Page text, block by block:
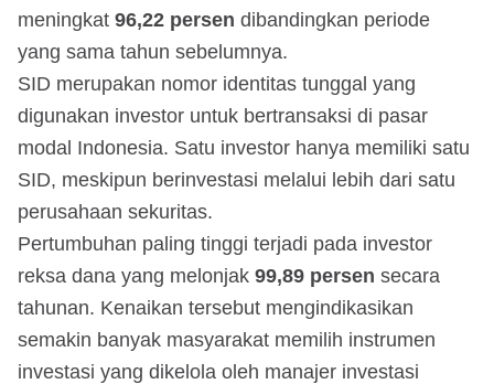
meningkat 96,22 persen dibandingkan periode
yang sama tahun sebelumnya.
SID merupakan nomor identitas tunggal yang
digunakan investor untuk bertransaksi di pasar
modal Indonesia. Satu investor hanya memiliki satu
SID, meskipun berinvestasi melalui lebih dari satu
perusahaan sekuritas.
Pertumbuhan paling tinggi terjadi pada investor
reksa dana yang melonjak 99,89 persen secara
tahunan. Kenaikan tersebut mengindikasikan
semakin banyak masyarakat memilih instrumen
investasi yang dikelola oleh manajer investasi